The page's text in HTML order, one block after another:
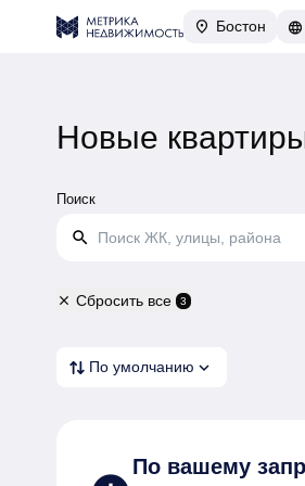
Бостон
Новые
Поиск
search
close Сбросить все 3
По умолчанию expand_more
По вашему